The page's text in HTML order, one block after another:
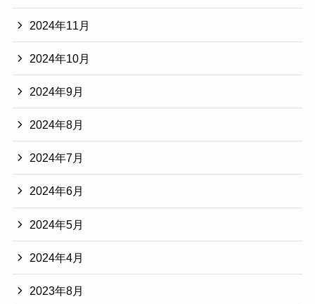
2024年11月
2024年10月
2024年9月
2024年8月
2024年7月
2024年6月
2024年5月
2024年4月
2023年8月